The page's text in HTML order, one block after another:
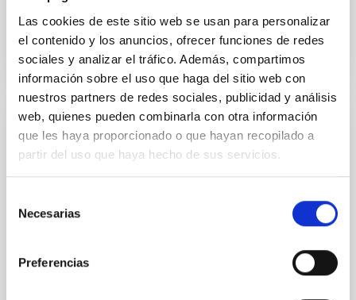
Las cookies de este sitio web se usan para personalizar
el contenido y los anuncios, ofrecer funciones de redes
sociales y analizar el tráfico. Además, compartimos
información sobre el uso que haga del sitio web con
nuestros partners de redes sociales, publicidad y análisis
web, quienes pueden combinarla con otra información
que les haya proporcionado o que hayan recopilado a
partir del uso que haya hecho de sus servicios.
Necesarias
Preferencias
NOTA DE PRENSA
El IAC recibe el IV Premio Javier
Gorosabel de Colaboración ProAm junto al
exoplanetas
Española de Astronomía, destaca la colaboración
en un proyecto internacional para el seguimiento de